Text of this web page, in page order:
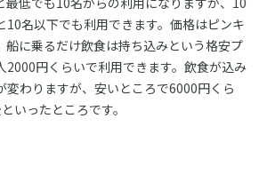
10名以下でも利用できます。価格はピンキ
船に乗るだけ飲食は持ち込みという格安プ
2000円くらいで利用できます。飲食が込み
変わりますが、安いところで6000円くら
いったところです。